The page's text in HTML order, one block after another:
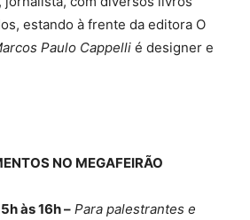
estando à frente da editora O
Paulo Cappelli é designer e
NO MEGAFEIRÃO
às 16h – Para palestrantes e